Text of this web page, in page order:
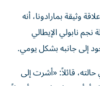
وثيقة بمارادونا، أنه
نابولي الإيطالي
إلى جانبه بشكل يومي.
قائلاً: «أشرت إلى